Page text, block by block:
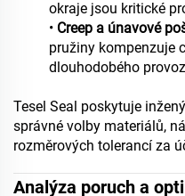
okraje jsou kritické
• Creep a únavové
pružiny kompenzuje
dlouhodobého
Tesel Seal poskytuje
správné volby materiálů,
rozměrových tolerancí za
Analýza poruch a